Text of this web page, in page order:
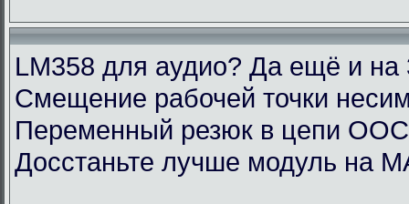
LM358 для аудио? Да ещё и на
Смещение рабочей точки
Переменный резюк в цепи
Досстаньте лучше модуль на